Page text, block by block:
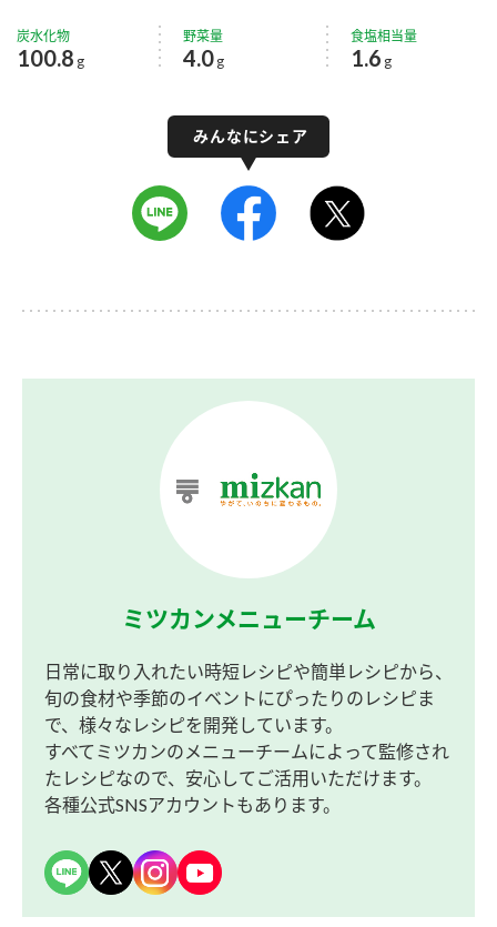
炭水化物
100.8 g
野菜量
4.0g
食塩相当量
1.6 g
ミツカンメニューチーム
日常に取り入れたい時短レシピや簡単レシピから、
旬の食材や季節のイベントにぴったりのレシピま
で、様々なレシピを開発しています。
すべてミツカンのメニューチームによって監修され
たレシピなので、安心してご活用いただけます。
各種公式SNSアカウントもあります。